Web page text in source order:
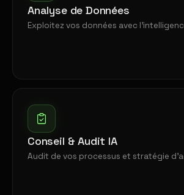
Analyse de Données
Exploitez vos données avec
Conseil & Audit IA
Audit de vos processus et stratégie